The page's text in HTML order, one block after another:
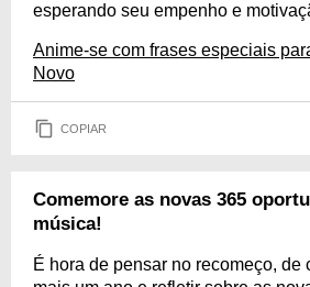
esperando seu empenho e
Anime-se com frases especiais
Novo
COPIAR
Comemore as novas 365
música!
É hora de pensar no recomeço, de